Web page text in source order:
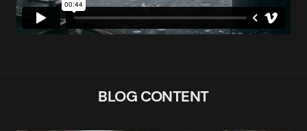
BLOG CONTENT